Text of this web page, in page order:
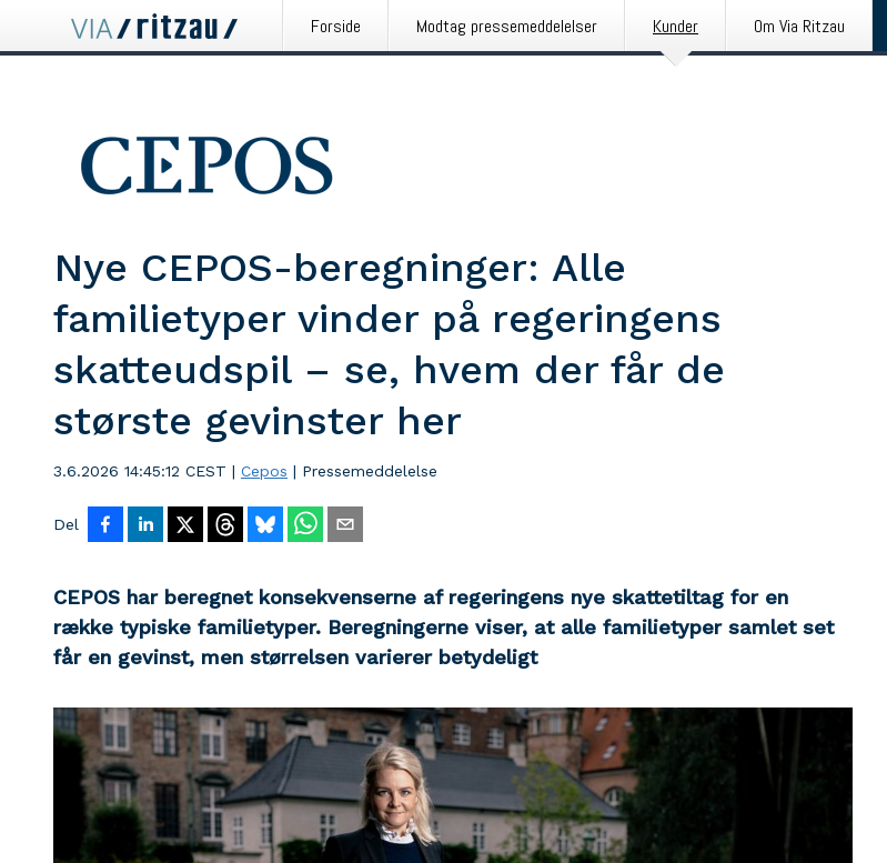
Forside Modtag pressemeddelelser Kunder Om Via Ritzau
Nye CEPOS-beregninger: Alle
familietyper vinder på regeringens
skatteudspil – se, hvem der får de
største gevinster her
3.6.2026 14:45:12 CEST | Cepos | Pressemeddelelse
Del
CEPOS har beregnet konsekvenserne af regeringens nye skattetiltag for en
række typiske familietyper. Beregningerne viser, at alle familietyper samlet set
får en gevinst, men størrelsen varierer betydeligt